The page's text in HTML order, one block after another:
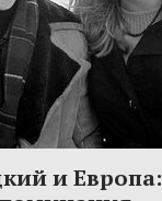
и Европа: